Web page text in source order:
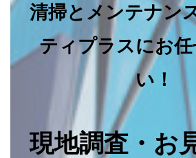
清掃とメンテナン
ティプラスにお任
い！
現地調査・お